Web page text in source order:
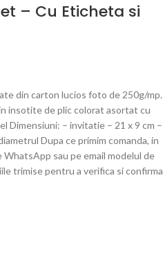
– Cu Eticheta si
din carton lucios foto de 250g/mp.
insotite de plic colorat asortat cu
Dimensiuni: – invitatie – 21 x 9 cm –
Dupa ce primim comanda, in
sau pe email modelul de
trimise pentru a verifica si confirma